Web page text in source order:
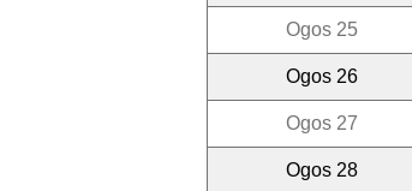
Ogos 25
Ogos 26
Ogos 27
Ogos 28